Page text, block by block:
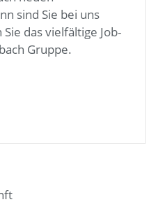
sind Sie bei uns
das vielfältige Job-
Gruppe.